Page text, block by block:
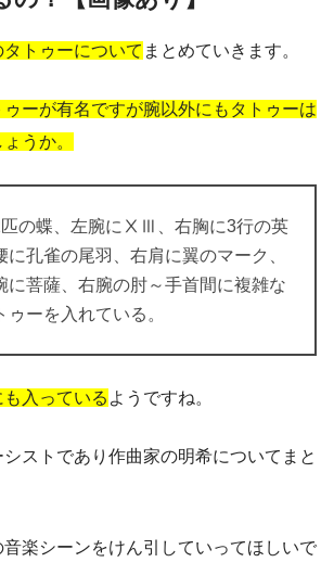
トゥーについて まとめていきます。
ーが有名ですが腕以外にもタトゥーは
うか。
の蝶、左腕にⅩⅢ、右胸に3行の英
に孔雀の尾羽、右肩に翼のマーク、
に菩薩、右腕の肘～手首間に複雑な
ゥーを入れている。
入っている ようですね。
ストであり作曲家の明希についてまと
楽シーンをけん引していってほしいで